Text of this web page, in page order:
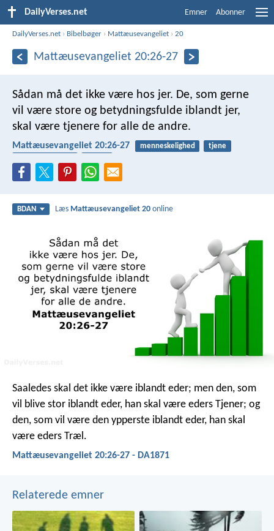
DailyVerses.net Emner Abonner
DailyVerses.net › Bibelbøger › Mattæusevangeliet ›20
Mattæusevangeliet 20:26-27
Sådan må det ikke være hos jer. De, som gerne
vil være store og betydningsfulde iblandt jer,
skal være tjenere for alle de andre.
Mattæusevangeliet 20:26-27 menneskelighed
tjene
BDAN Læs Mattæusevangeliet 20 online
Saaledes skal det ikke være iblandt eder; men den, som
vil blive stor iblandt eder, han skal være eders Tjener; og
den, som vil være den ypperste iblandt eder, han skal
være eders Træl.
Mattæusevangeliet 20:26-27 - DA1871
Relaterede emner